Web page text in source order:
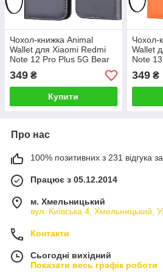
Чохол-книжка Animal
Wallet для Xiaomi Redmi
Note 12 Pro Plus 5G Bear
349 ₴
Купити
Чохол-
Wallet
Note
5G Frog
349₴
Про нас
100% позитивних з 231 відгука за
Працює з 05.12.2014
м. Хмельницький
вул. Київська 4, Хмельницький,
Контакти
Сьогодні вихідний
Показати весь графік роботи